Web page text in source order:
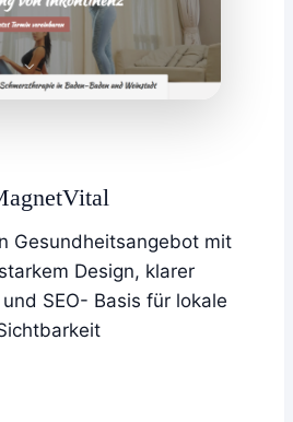
Gesundheitsangebot mit
Design, klarer
SEO- Basis für lokale